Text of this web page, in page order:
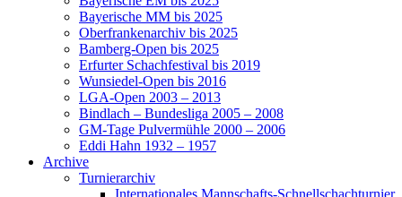
Bayerische MM bis 2025
Oberfrankenarchiv bis 2025
Bamberg-Open bis 2025
Erfurter Schachfestival bis 2019
Wunsiedel-Open bis 2016
LGA-Open 2003 – 2013
Bindlach – Bundesliga 2005 – 2008
GM-Tage Pulvermühle 2000 – 2006
Eddi Hahn 1932 – 1957
Archive
Turnierarchiv
Internationales Mannschafts-Schnellschachturnier